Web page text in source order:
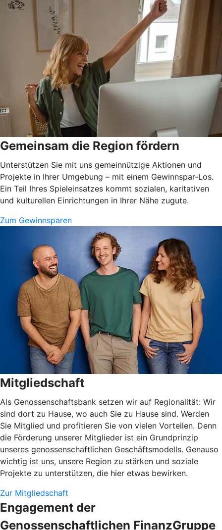
Gemeinsam die Region fördern
Unterstützen Sie mit uns gemeinnützige Aktionen und
Projekte in Ihrer Umgebung – mit einem Gewinnspar-Los.
Ein Teil Ihres Spieleinsatzes kommt sozialen, karitativen
und kulturellen Einrichtungen in Ihrer Nähe zugute.
Zum Gewinnsparen
Mitgliedschaft
Als Genossenschaftsbank setzen wir auf Regionalität: Wir
sind dort zu Hause, wo auch Sie zu Hause sind. Werden
Sie Mitglied und profitieren Sie von vielen Vorteilen. Denn
die Förderung unserer Mitglieder ist ein Grundprinzip
unseres genossenschaftlichen Geschäftsmodells. Genauso
wichtig ist uns, unsere Region zu stärken und soziale
Projekte zu unterstützen, die hier etwas bewirken.
Zur Mitgliedschaft
Engagement der
Genossenschaftlichen FinanzGruppe